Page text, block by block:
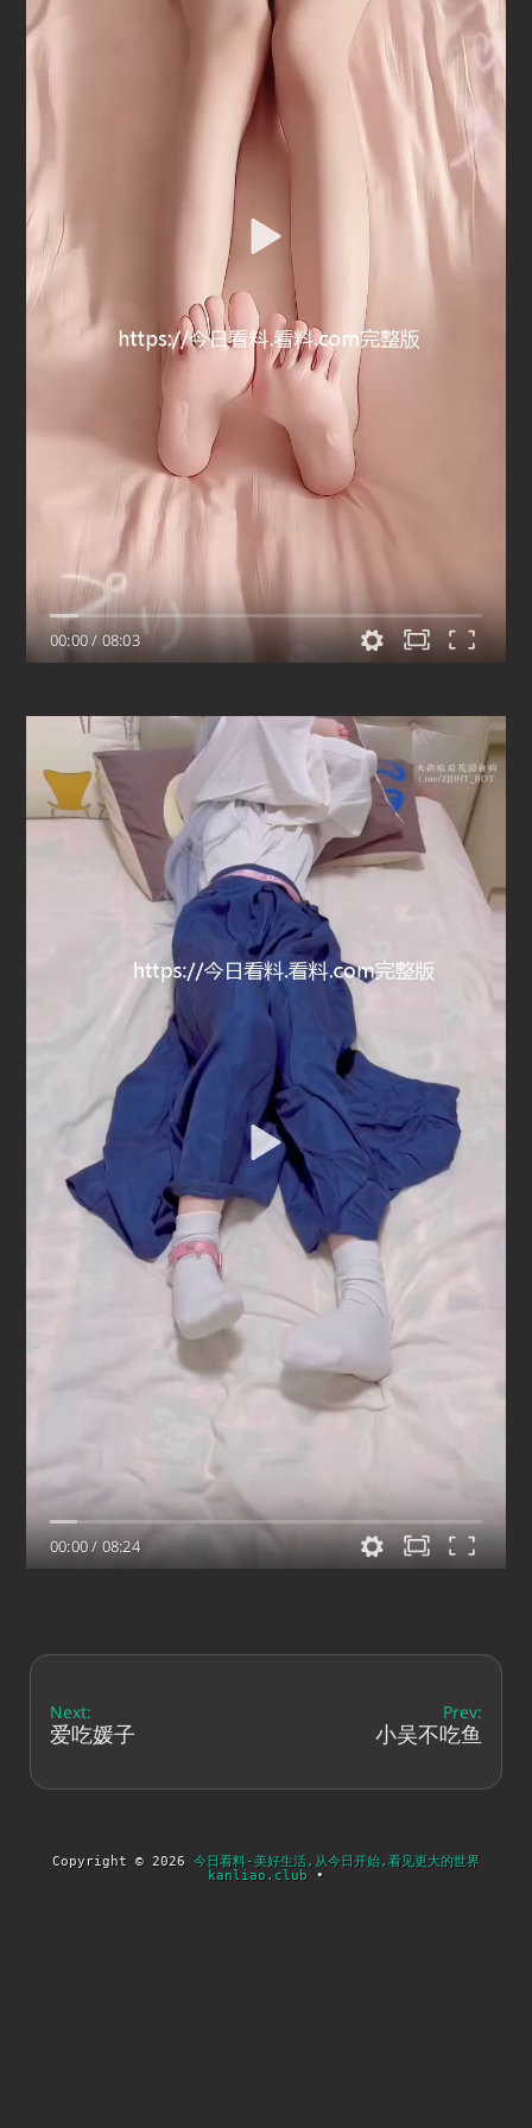
00:00/08:03
00:00/08:24
Next:
爱吃媛子
Prev:
小吴不吃鱼
Copyright © 2026 今日看料-美好生活,从今日开始,看见更大的世界
kanliao.club •